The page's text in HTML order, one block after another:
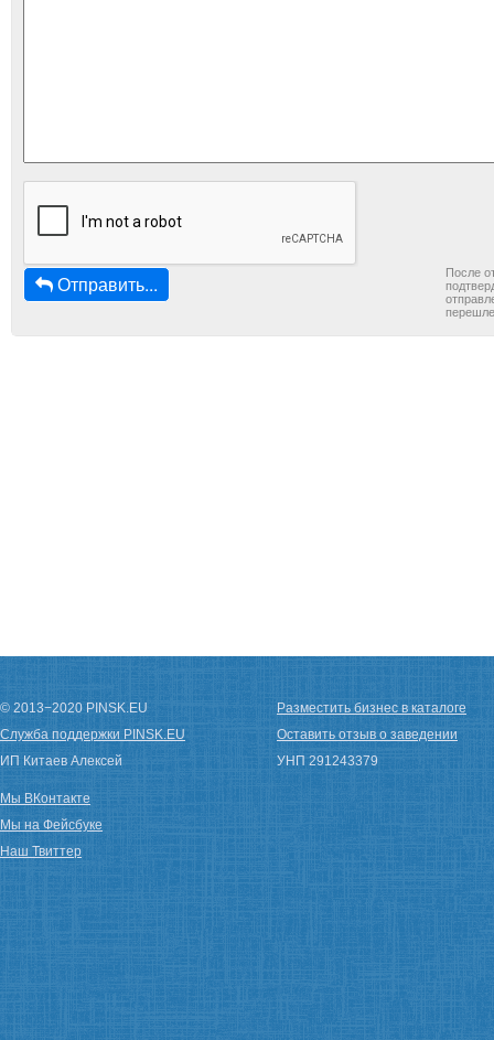
Отправить...
После
© 2013−2020 PINSK.EU
Служба поддержки PINSK.EU
ИП Китаев Алексей
Разместить бизнес в каталоге
Оставить отзыв о заведении
УНП 291243379
Мы ВКонтакте
Мы на Фейсбуке
Наш Твиттер